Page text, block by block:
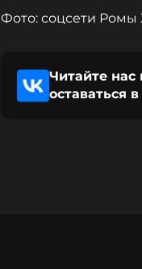
Фото: соцсети Ромы
Читайте нас
оставаться